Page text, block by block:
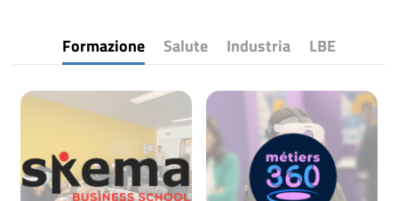
Formazione Salute Industria LBE